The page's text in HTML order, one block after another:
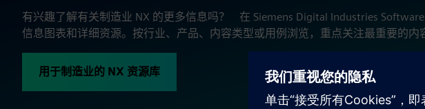
有兴趣了解有关制造业 NX 的更多信息吗？ 在 Siemens Digital Industries Software
信息图表和详细资源。按行业、产品、内容类型或用例浏览，重点关注最重要的内
用于制造业的 NX 资源库